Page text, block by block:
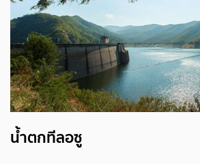
น้ำตกทีลอซู